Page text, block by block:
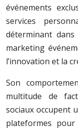
événements
services
déterminant
marketing
l’innovation et la
Son
multitude de
sociaux occupent
plateformes